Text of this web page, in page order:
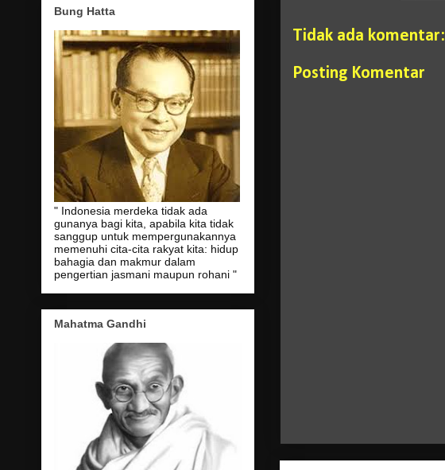
Tidak ada komentar:
Posting Komentar
Bung Hatta
" Indonesia merdeka tidak ada
gunanya bagi kita, apabila kita tidak
sanggup untuk mempergunakannya
memenuhi cita-cita rakyat kita: hidup
bahagia dan makmur dalam
pengertian jasmani maupun rohani "
Mahatma Gandhi